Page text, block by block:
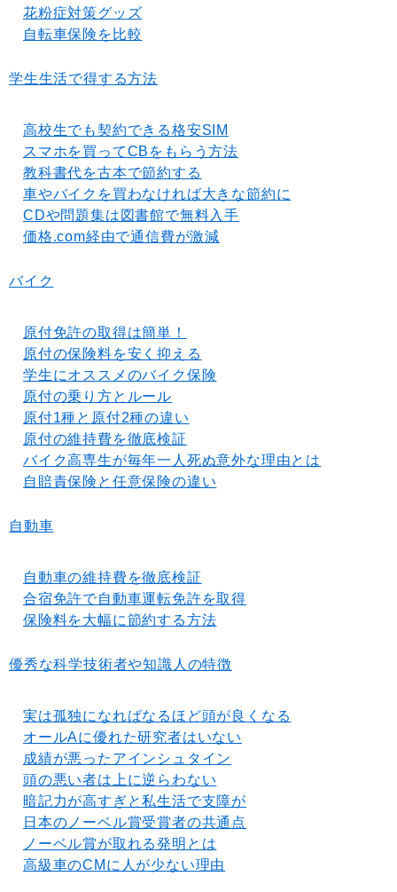
花粉症対策グッズ
自転車保険を比較
学生生活で得する方法
高校生でも契約できる格安SIM
スマホを買ってCBをもらう方法
教科書代を古本で節約する
車やバイクを買わなければ大きな節約に
CDや問題集は図書館で無料入手
価格.com経由で通信費が激減
バイク
原付免許の取得は簡単！
原付の保険料を安く抑える
学生にオススメのバイク保険
原付の乗り方とルール
原付1種と原付2種の違い
原付の維持費を徹底検証
バイク高専生が毎年一人死ぬ意外な理由とは
自賠責保険と任意保険の違い
自動車
自動車の維持費を徹底検証
合宿免許で自動車運転免許を取得
保険料を大幅に節約する方法
優秀な科学技術者や知識人の特徴
実は孤独になればなるほど頭が良くなる
オールAに優れた研究者はいない
成績が悪ったアインシュタイン
頭の悪い者は上に逆らわない
暗記力が高すぎと私生活で支障が
日本のノーベル賞受賞者の共通点
ノーベル賞が取れる発明とは
高級車のCMに人が少ない理由